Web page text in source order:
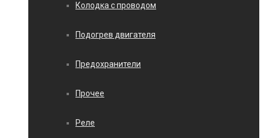
Колодка с проводом
Подогрев двигателя
Предохранители
Прочее
Реле